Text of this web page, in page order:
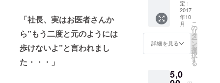
「社長、実はお医者さんか
ら”もう二度と元のようには
歩けないよ”と言われまし
た・・・」
をさせ
て頂き
ます。
を作
成、動
物や自
分の好
きなも
のをモ
チーフ
にリク
をも
らって
定：
2017
年10
月
詳細を見る
こ
の
リ
タ
ー
ン
を
選
択
す
る
5,0